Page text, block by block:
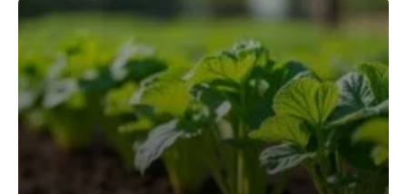
des espaces verts sans fatigue
excessive
9 novembre 2025